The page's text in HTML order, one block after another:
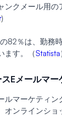
ンクメール用の
)
82％は、勤務
ます。（Statista
Eメールマ
ルマーケティン
オンラインショ